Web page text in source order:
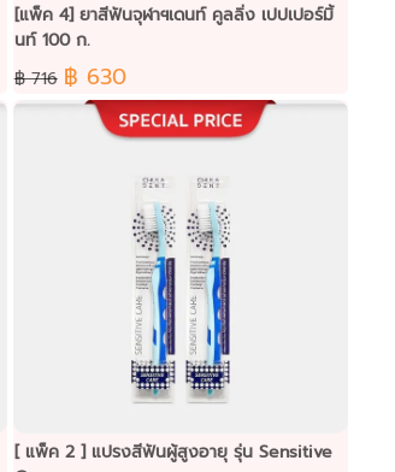
[แพ็ค 4] ยาสีฟันจุฬาฯเดนท์ คูลลิ่ง เปปเปอร์มิ้
นท์ 100 ก.
฿ 716 ฿ 630
[ แพ็ค 2 ] แปรงสีฟันผู้สูงอายุ รุ่น Sensitive